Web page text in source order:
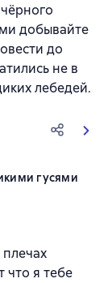
добывайте
до
не в
лебедей.
гусями
оценок
что я тебе